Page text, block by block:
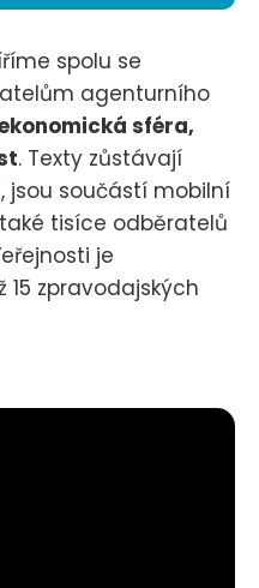
spolu se
agenturního
sféra,
. Texty zůstávají
jsou součástí mobilní
tisíce odběratelů
je
zpravodajských